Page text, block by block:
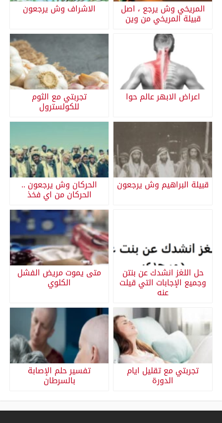
المريخي وش يرجع ، اصل
قبيلة المريخي من وين
الاشراف وش يرجعون
اعراض الابهر عالم حوا تجربتي مع الثوم
للكولسترول
قبيلة البراهيم وش يرجعون الحركان وش يرجعون ..
الحركان من اي فخذ
حل اللغز انشدك عن بنتن
وجميع الإجابات التي قيلت
عنه
متى يموت مريض الفشل
الكلوي
تجربتي مع تقليل ايام
الدورة
تفسير حلم الإصابة
بالسرطان